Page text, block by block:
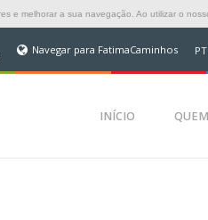
e melhorar a sua navegação. Ao utilizar o
Navegar para FatimaCaminhos PT
INÍCIO